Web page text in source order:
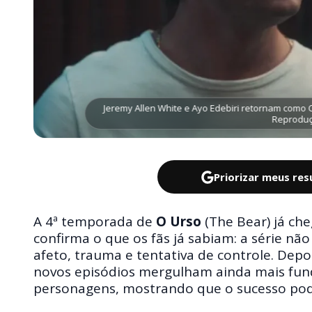
Jeremy Allen White e Ayo Edebiri retornam
Priorizar meus
A 4ª temporada de O Urso (The Bear) já
confirma o que os fãs já sabiam: a série
afeto, trauma e tentativa de controle.
novos episódios mergulham ainda mais
personagens, mostrando que o sucesso